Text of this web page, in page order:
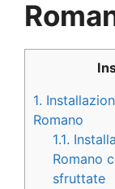
1.
Romano
1.1.
Romano
sfruttate